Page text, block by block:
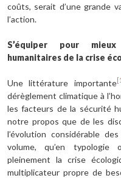
coûts, serait d’une grande
l’action.
S’équiper pour
humanitaires de la crise
Une littérature importante
dérèglement climatique à
les facteurs de la sécurité
notre propos que de les
l’évolution considérable
volume, qu’en typologie
pleinement la crise
multiplicateur propre de